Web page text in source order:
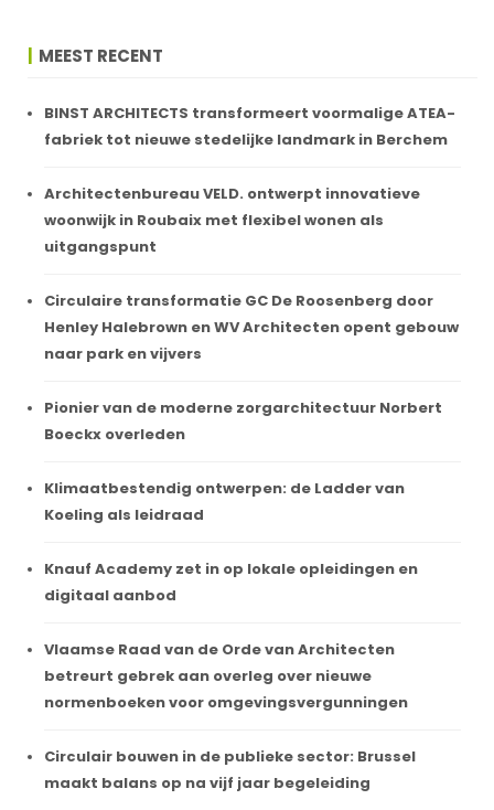
MEEST RECENT
BINST ARCHITECTS transformeert voormalige ATEA-
fabriek tot nieuwe stedelijke landmark in Berchem
Architectenbureau VELD. ontwerpt innovatieve
woonwijk in Roubaix met flexibel wonen als
uitgangspunt
Circulaire transformatie GC De Roosenberg door
Henley Halebrown en WV Architecten opent gebouw
naar park en vijvers
Pionier van de moderne zorgarchitectuur Norbert
Boeckx overleden
Klimaatbestendig ontwerpen: de Ladder van
Koeling als leidraad
Knauf Academy zet in op lokale opleidingen en
digitaal aanbod
Vlaamse Raad van de Orde van Architecten
betreurt gebrek aan overleg over nieuwe
normenboeken voor omgevingsvergunningen
Circulair bouwen in de publieke sector: Brussel
maakt balans op na vijf jaar begeleiding